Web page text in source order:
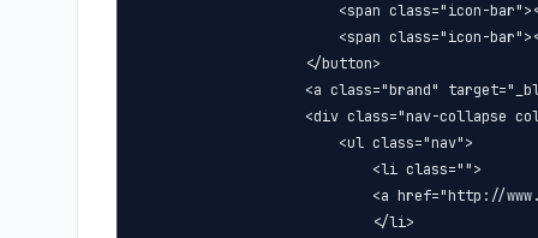
<span class="icon-
<span class="icon-
                    </button>
<a class="brand"
<div class="nav-collapse
                        <ul class="nav">
                            <li class="">
<a href="http://
                            </li>